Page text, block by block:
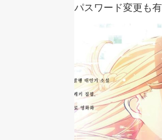
あり、定期的なパスワード変更も